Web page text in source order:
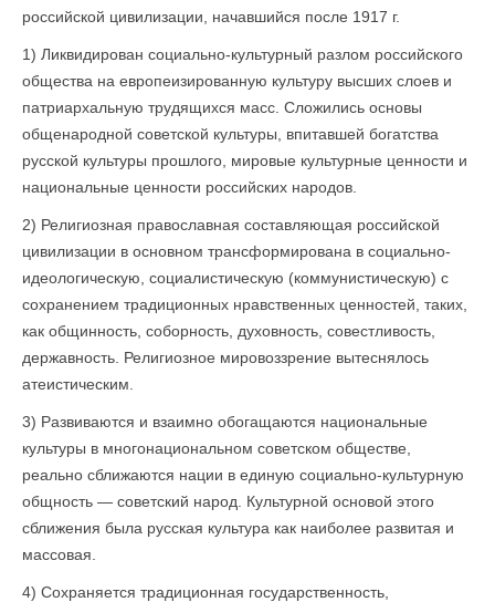
российской цивилизации, начавшийся после 1917 г.
1) Ликвидирован социально-культурный разлом российского
общества на европеизированную культуру высших слоев и
патриархальную трудящихся масс. Сложились основы
общенародной советской культуры, впитавшей богатства
русской культуры прошлого, мировые культурные ценности и
национальные ценности российских народов.
2) Религиозная православная составляющая российской
цивилизации в основном трансформирована в социально-
идеологическую, социалистическую (коммунистическую) с
сохранением традиционных нравственных ценностей, таких,
как общинность, соборность, духовность, совестливость,
державность. Религиозное мировоззрение вытеснялось
атеистическим.
3) Развиваются и взаимно обогащаются национальные
культуры в многонациональном советском обществе,
реально сближаются нации в единую социально-культурную
общность — советский народ. Культурной основой этого
сближения была русская культура как наиболее развитая и
массовая.
4) Сохраняется традиционная государственность,